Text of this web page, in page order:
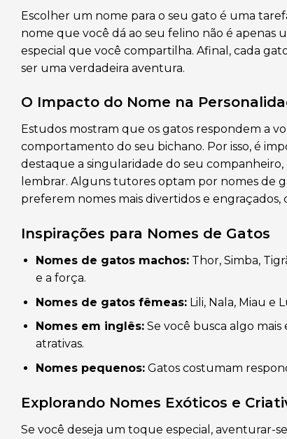
Escolher um nome para o seu gato é uma
nome que você dá ao seu felino não é apenas
especial que você compartilha. Afinal, cada
ser uma verdadeira aventura.
O Impacto do Nome na
Estudos mostram que os gatos respondem a
comportamento do seu bichano. Por isso, é
destaque a singularidade do seu
lembrar. Alguns tutores optam por nomes de
preferem nomes mais divertidos e engraçados,
Inspirações para Nomes de Gatos
Nomes de gatos machos:Thor, Simba,
e a força.
Nomes de gatos fêmeas:Lili, Nala, Miau e
Nomes em inglês:Se você busca algo mais
atrativas.
Nomes pequenos:Gatos costumam
Explorando Nomes Exóticos e
Se você deseja um toque especial, aventurar-